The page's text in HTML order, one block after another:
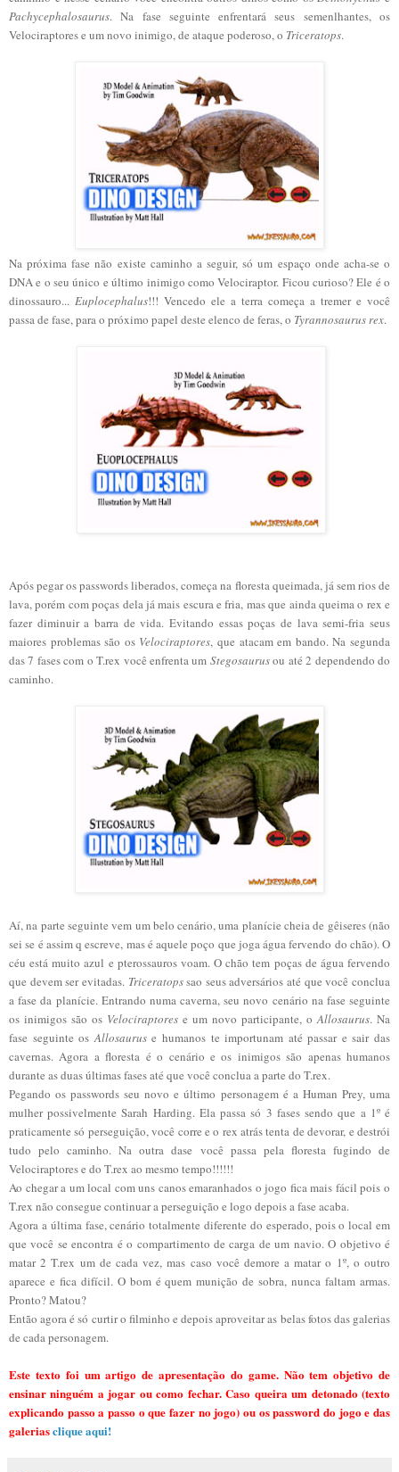
Pachycephalosaurus. Na fase seguinte enfrentará seus semenlhantes, os
Velociraptores e um novo inimigo, de ataque poderoso, o Triceratops.
Na próxima fase não existe caminho a seguir, só um espaço onde acha-se o
DNA e o seu único e último inimigo como Velociraptor. Ficou curioso? Ele é o
dinossauro... Euplocephalus!!! Vencedo ele a terra começa a tremer e você
passa de fase, para o próximo papel deste elenco de feras, o Tyrannosaurus rex.
Após pegar os passwords liberados, começa na floresta queimada, já sem rios de
lava, porém com poças dela já mais escura e fria, mas que ainda queima o rex e
fazer diminuir a barra de vida. Evitando essas poças de lava semi-fria seus
maiores problemas são os Velociraptores, que atacam em bando. Na segunda
das 7 fases com o T.rex você enfrenta um Stegosaurusou até 2 dependendo do
caminho.
Aí, na parte seguinte vem um belo cenário, uma planície cheia de gêiseres (não
sei se é assim q escreve, mas é aquele poço que joga água fervendo do chão). O
céu está muito azul e pterossauros voam. O chão tem poças de água fervendo
que devem ser evitadas. Triceratopssao seus adversários até que você conclua
a fase da planície. Entrando numa caverna, seu novo cenário na fase seguinte
os inimigos são os Velociraptores e um novo participante, oAllosaurus. Na
fase seguinte osAllosauruse humanos te importunam até passar e sair das
cavernas. Agora a floresta é o cenário e os inimigos são apenas humanos
durante as duas últimas fases até que você conclua a parte do T.rex.
Pegando os passwords seu novo e último personagem é a Human Prey, uma
mulher possivelmente Sarah Harding. Ela passa só 3 fases sendo que a 1º é
praticamente só perseguição, você corre e o rex atrás tenta de devorar, e destrói
tudo pelo caminho. Na outra dase você passa pela floresta fugindo de
Velociraptores e do T.rex ao mesmo tempo!!!!!!
Ao chegar a um local com uns canos emaranhados o jogo fica mais fácil pois o
T.rex não consegue continuar a perseguição e logo depois a fase acaba.
Agora a última fase, cenário totalmente diferente do esperado, pois o local em
que você se encontra é o compartimento de carga de um navio. O objetivo é
matar 2 T.rex um de cada vez, mas caso você demore a matar o 1º, o outro
aparece e fica difícil. O bom é quem munição de sobra, nunca faltam armas.
Pronto? Matou?
Então agora é só curtir o filminho e depois aproveitar as belas fotos das galerias
de cada personagem.
Este texto foi um artigo de apresentação do game. Não tem objetivo de
ensinar ninguém a jogar ou como fechar. Caso queira um detonado (texto
explicando passo a passo o que fazer no jogo) ou os password do jogo e das
galeriasclique aqui!